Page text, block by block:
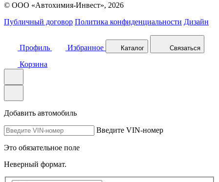
© ООО «Автохимия-Инвест», 2026
Публичный договор Политика конфиденциальности Дизайн
Профиль Избранное Каталог Связаться
Корзина
Добавить автомобиль
Введите VIN-номер
Это обязательное поле
Неверный формат.